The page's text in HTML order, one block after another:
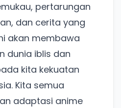
pertarungan
dan cerita yang
akan membawa
dunia iblis dan
kita kekuatan
Kita semua
adaptasi anime
kali saja